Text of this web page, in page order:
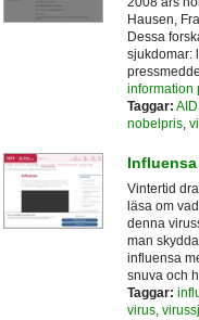
Hausen,
Dessa
sjukdomar:
information
Taggar:
nobelpris,
Influensa
Vintertid
läsa om
denna
man
influensa
snuva och
Taggar:
virus,